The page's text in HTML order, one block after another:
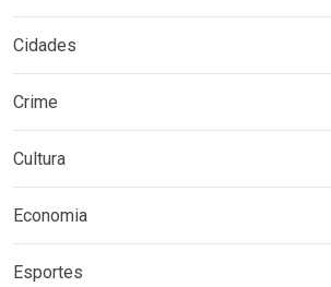
Cidades
Crime
Cultura
Economia
Esportes